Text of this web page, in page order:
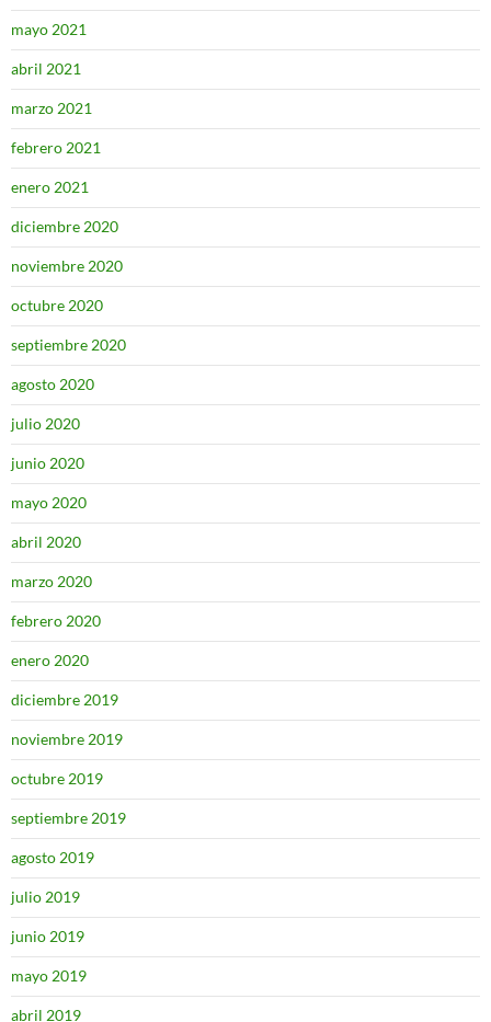
mayo 2021
abril 2021
marzo 2021
febrero 2021
enero 2021
diciembre 2020
noviembre 2020
octubre 2020
septiembre 2020
agosto 2020
julio 2020
junio 2020
mayo 2020
abril 2020
marzo 2020
febrero 2020
enero 2020
diciembre 2019
noviembre 2019
octubre 2019
septiembre 2019
agosto 2019
julio 2019
junio 2019
mayo 2019
abril 2019